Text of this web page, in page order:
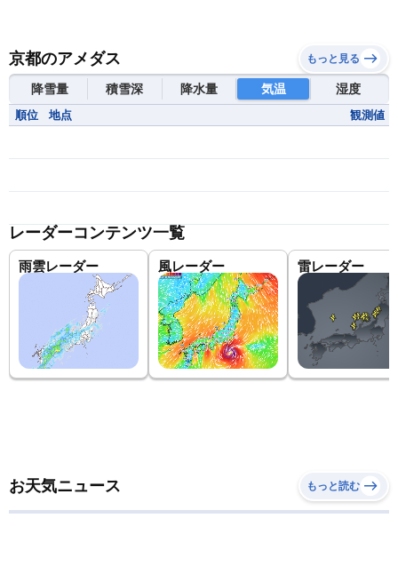
京都のアメダス もっと見る
降雪量 積雪深 降水量 気温 湿度
順位 地点 観測値
レーダーコンテンツ一覧
雨雲レーダー 風レーダー 雷レーダー
お天気ニュース もっと読む